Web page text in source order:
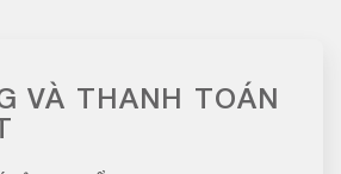
VÀ THANH TOÁN